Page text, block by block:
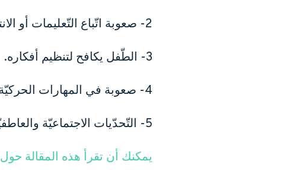
2- صعوبة اتّباع التّعليمات أو الانتباه في الفصل.
3- الطّفل يكافح لتنظيم أفكاره.
4- صعوبة في المهارات الحركيّة الدّقيقة، مثل: إمساك قلم رصاص أو مقصّ.
5- التّحدّيات الاجتماعيّة والعاطفيّة، مثل: صعوبة تكوين صداقات أو إدارة العواطف.
يمكنك أن تقرأ هذه المقالة حول 7 أساليب تعلم، وكيفية دمجها في تدريسك.